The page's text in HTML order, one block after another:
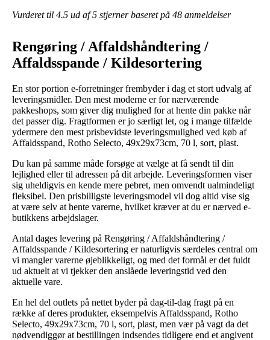
Vurderet til 4.5 ud af 5 stjerner baseret på 48 anmeldelser
Rengøring / Affaldshåndtering /
Affaldsspande / Kildesortering
En stor portion e-forretninger frembyder i dag et stort udvalg af
leveringsmidler. Den mest moderne er for nærværende
pakkeshops, som giver dig mulighed for at hente din pakke når
det passer dig. Fragtformen er jo særligt let, og i mange tilfælde
ydermere den mest prisbevidste leveringsmulighed ved køb af
Affaldsspand, Rotho Selecto, 49x29x73cm, 70 l, sort, plast.
Du kan på samme måde forsøge at vælge at få sendt til din
lejlighed eller til adressen på dit arbejde. Leveringsformen viser
sig uheldigvis en kende mere pebret, men omvendt ualmindeligt
fleksibel. Den prisbilligste leveringsmodel vil dog altid vise sig
at være selv at hente varerne, hvilket kræver at du er nærved e-
butikkens arbejdslager.
Antal dages levering på Rengøring / Affaldshåndtering /
Affaldsspande / Kildesortering er naturligvis særdeles central om
vi mangler varerne øjeblikkeligt, og med det formål er det fuldt
ud aktuelt at vi tjekker den anslåede leveringstid ved den
aktuelle vare.
En hel del outlets på nettet byder på dag-til-dag fragt på en
række af deres produkter, eksempelvis Affaldsspand, Rotho
Selecto, 49x29x73cm, 70 l, sort, plast, men vær på vagt da det
nødvendiggør at bestillingen indsendes tidligere end et angivent